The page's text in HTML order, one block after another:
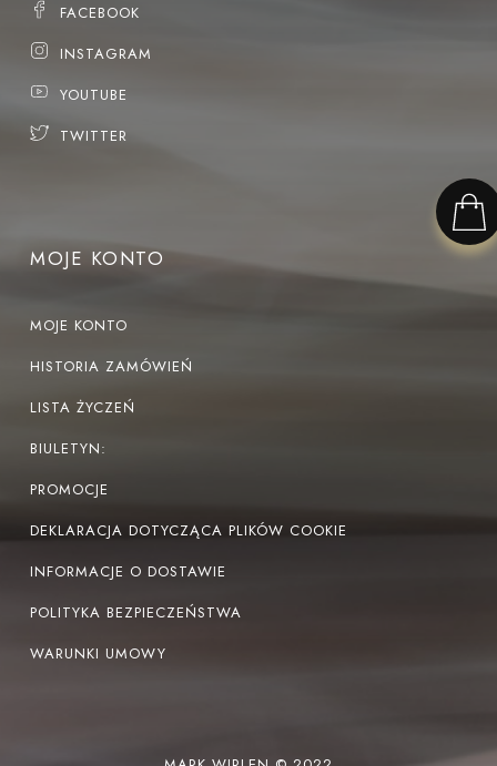
FACEBOOK
INSTAGRAM
YOUTUBE
TWITTER
MOJE KONTO
MOJE KONTO
HISTORIA ZAMÓWIEŃ
LISTA ŻYCZEŃ
BIULETYN:
PROMOCJE
DEKLARACJA DOTYCZĄCA PLIKÓW COOKIE
INFORMACJE O DOSTAWIE
POLITYKA BEZPIECZEŃSTWA
WARUNKI UMOWY